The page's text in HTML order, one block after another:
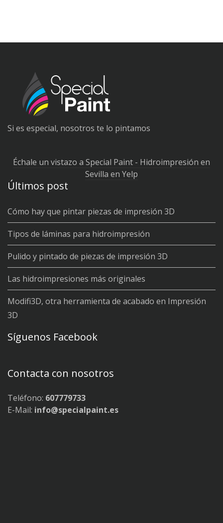
Si es especial, nosotros te lo pintamos
Échale un vistazo a Special Paint - Hidroimpresión en
Sevilla en Yelp
Últimos post
Cómo hay que pintar piezas de impresión 3D
Tipos de láminas para hidroimpresión
Pulido y pintado de piezas de impresión 3D
Las hidroimpresiones más originales
Modifi3D, otra herramienta de acabado en Impresión
3D
Síguenos Facebook
Contacta con nosotros
Teléfono: 607779733
E-Mail: info@specialpaint.es